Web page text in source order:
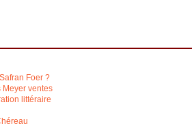
Foer ?
Meyer ventes
littéraire